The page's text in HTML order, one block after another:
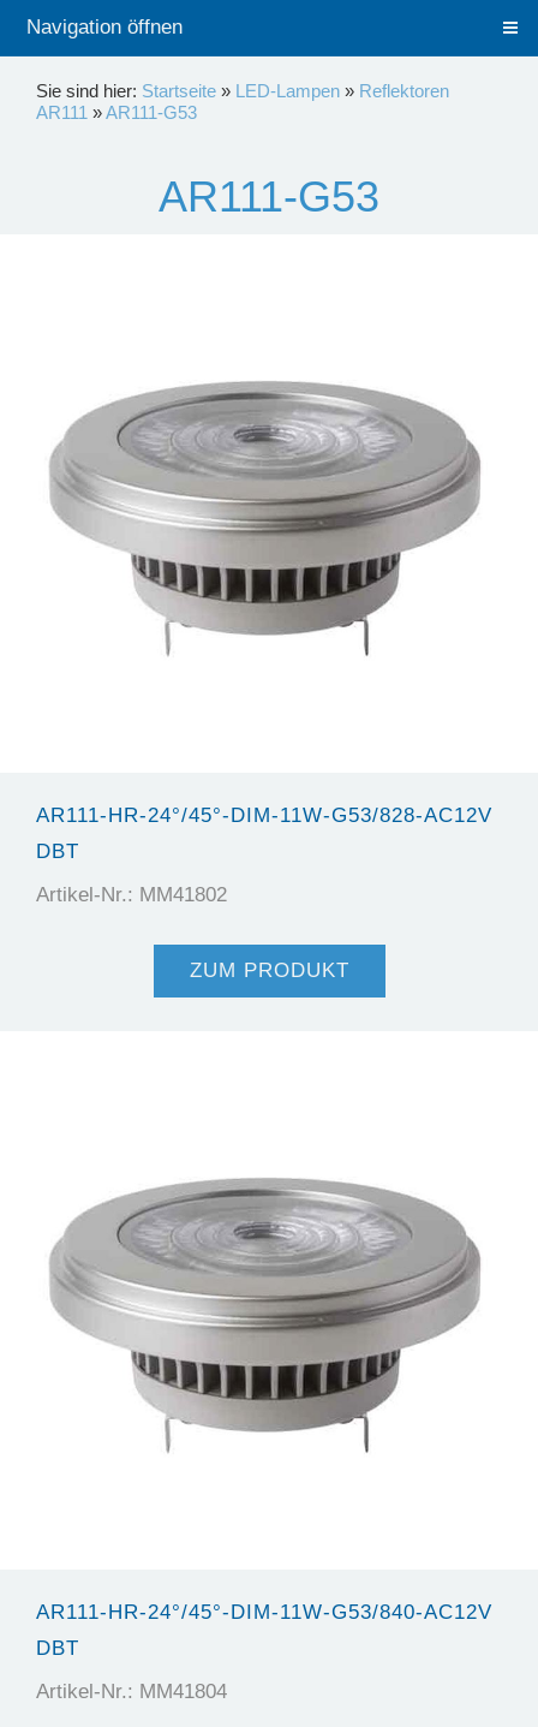
Navigation öffnen
Sie sind hier: Startseite » LED-Lampen » Reflektoren
AR111 »AR111-G53
AR111-G53
AR111-HR-24°/45°-DIM-11W-G53/828-AC12V
DBT
Artikel-Nr.: MM41802
ZUM PRODUKT
AR111-HR-24°/45°-DIM-11W-G53/840-AC12V
DBT
Artikel-Nr.: MM41804